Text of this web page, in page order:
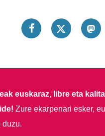
euskaraz, libre eta
Zure ekarpenari esker,
duzu.